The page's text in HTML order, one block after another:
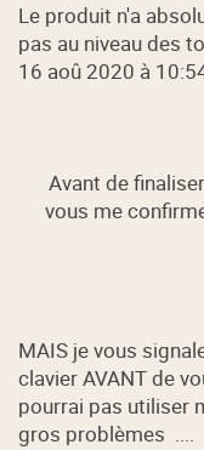
Le produit n'a
pas au niveau des
16 aoû 2020 à
Avant de
vous me
MAIS je vous
clavier AVANT de
pourrai pas utiliser
gros problèmes ....